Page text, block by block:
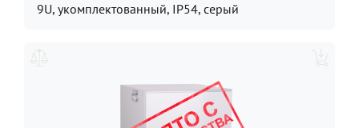
9U, укомплектованный, IP54, серый